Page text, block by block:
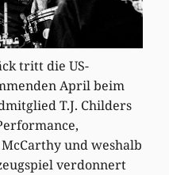
tritt die US-
April beim
T.J. Childers
und weshalb
verdonnert